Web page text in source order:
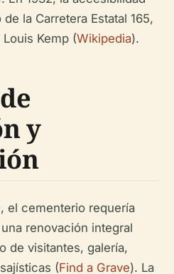
la Carretera Estatal 165,
Kemp (Wikipedia).
y
el cementerio requería
renovación integral
de visitantes, galería,
(Find a Grave). La